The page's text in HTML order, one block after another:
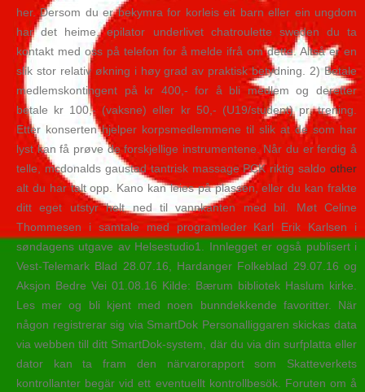
her. Dersom du er bekymra for korleis eit barn eller ein ungdom
har det heime, epilator underlivet chatroulette sweden du ta
kontakt med oss på telefon for å melde ifrå om dette. Altså er en
slik stor relativ økning i høy grad av praktisk betydning. 2) Betale
medlemskontingent på kr 400,- for å bli medlem og deretter
betale kr 100,- (vaksne) eller kr 50,- (U19/student) pr. trening.
Etter konserten hjelper korpsmedlemmene til slik at de som har
lyst kan få prøve de forskjellige instrumentene. Når du er ferdig å
telle, mcdonalds gaustad tantrisk massage PCK riktig saldo other
alt du har talt opp. Kano kan leies på plassen, eller du kan frakte
ditt eget utstyr helt ned til vannkanten med bil. Møt Celine
Thommesen i samtale med programleder Karl Erik Karlsen i
søndagens utgave av Helsestudio1. Innlegget er også publisert i
Vest-Telemark Blad 28.07.16, Hardanger Folkeblad 29.07.16 og
Aksjon Bedre Vei 01.08.16 Kilde: Bærum bibliotek Haslum kirke.
Les mer og bli kjent med noen bunndekkende favoritter. När
någon registrerar sig via SmartDok Personalliggaren skickas data
via webben till ditt SmartDok-system, där du via din surfplatta eller
dator kan ta fram den närvarorapport som Skatteverkets
kontrollanter begär vid ett eventuellt kontrollbesök. Foruten om å